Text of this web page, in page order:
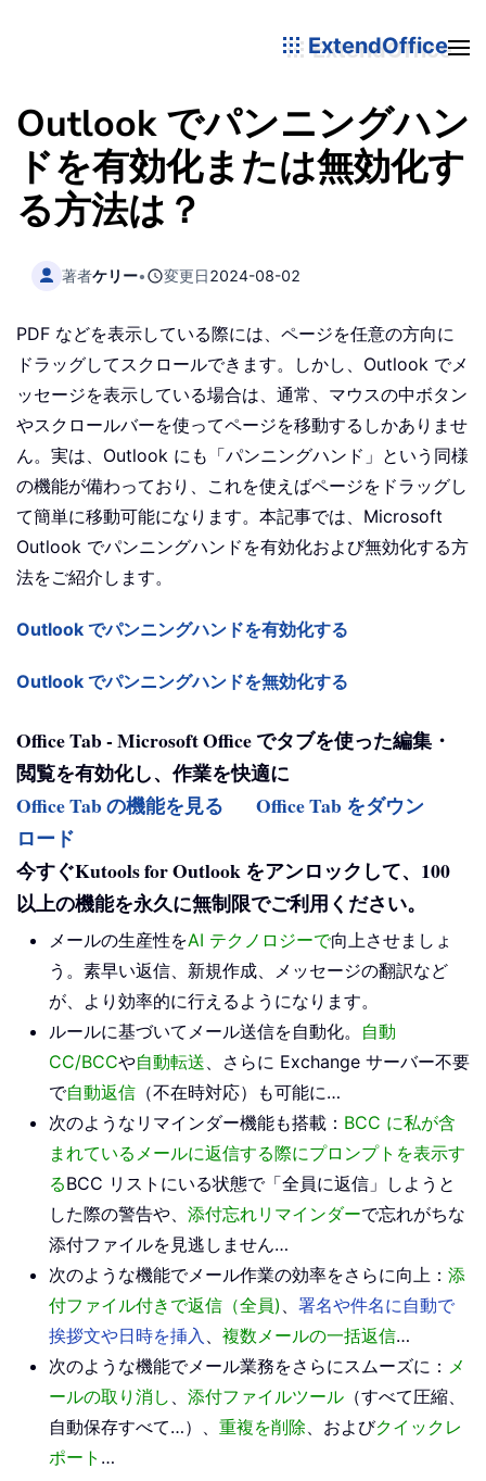
ExtendOffice
Outlook でパンニングハン
ドを有効化または無効化す
る方法は？
著者ケリー• 変更日2024-08-02
PDF などを表示している際には、ページを任意の方向に
ドラッグしてスクロールできます。しかし、Outlook でメ
ッセージを表示している場合は、通常、マウスの中ボタン
やスクロールバーを使ってページを移動するしかありませ
ん。実は、Outlook にも「パンニングハンド」という同様
の機能が備わっており、これを使えばページをドラッグし
て簡単に移動可能になります。本記事では、Microsoft
Outlook でパンニングハンドを有効化および無効化する方
法をご紹介します。
Outlook でパンニングハンドを有効化する
Outlook でパンニングハンドを無効化する
Office Tab - Microsoft Office でタブを使った編集・
閲覧を有効化し、作業を快適に
Office Tab の機能を見る
Office Tab をダウン
ロード
今すぐKutools for Outlook をアンロックして、100
以上の機能を永久に無制限でご利用ください。
メールの生産性をAI テクノロジーで向上させましょ
う。素早い返信、新規作成、メッセージの翻訳など
が、より効率的に行えるようになります。
ルールに基づいてメール送信を自動化。 自動
CC/BCCや自動転送、さらに Exchange サーバー不要
で自動返信 （不在時対応）も可能に…
次のようなリマインダー機能も搭載： BCC に私が含
まれているメールに返信する際にプロンプトを表示す
るBCC リストにいる状態で「全員に返信」しようと
した際の警告や、 添付忘れリマインダーで忘れがちな
添付ファイルを見逃しません…
次のような機能でメール作業の効率をさらに向上： 添
付ファイル付きで返信（全員) 、 署名や件名に自動で
挨拶文や日時を挿入 、 複数メールの一括返信…
次のような機能でメール業務をさらにスムーズに： メ
ールの取り消し 、 添付ファイルツール （すべて圧縮、
自動保存すべて…）、 重複を削除、およびクイックレ
ポート …